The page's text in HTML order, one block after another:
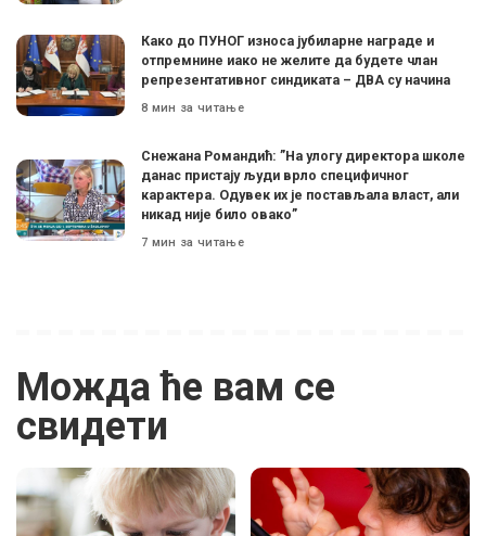
Како до ПУНОГ износа јубиларне награде и
отпремнине иако не желите да будете члан
репрезентативног синдиката – ДВА су начина
8 мин за читање
Снежана Романдић: ”На улогу директора школе
данас пристају људи врло специфичног
карактера. Одувек их је постављала власт, али
никад није било овако”
7 мин за читање
Можда ће вам се
свидети